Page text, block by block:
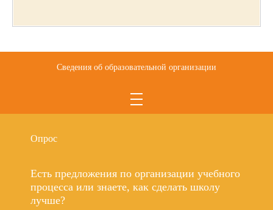
Сведения об образовательной организации
Опрос
Есть предложения по организации учебного
процесса или знаете, как сделать школу
лучше?